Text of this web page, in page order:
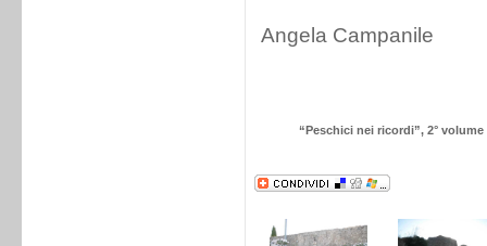
Angela Campanile
“Peschici nei ricordi”, 2°